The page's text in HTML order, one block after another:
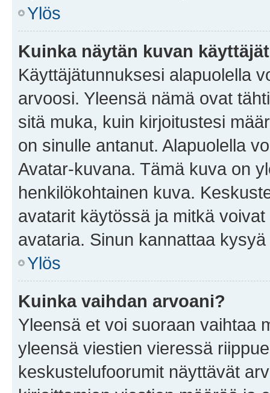
Ylös
Kuinka näytän kuvan
Käyttäjätunnuksesi alapuolella
arvoosi. Yleensä nämä ovat
sitä muka, kuin kirjoitustesi
on sinulle antanut. Alapuolella
Avatar-kuvana. Tämä kuva on
henkilökohtainen kuva.
avatarit käytössä ja mitkä
avataria. Sinun kannattaa
Ylös
Kuinka vaihdan arvoani?
Yleensä et voi suoraan vaihtaa
yleensä viestien vieressä
keskustelufoorumit näyttävät